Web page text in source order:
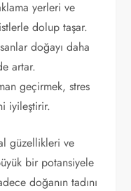
yerleri ve
dolup taşar.
doğayı daha
artar.
geçirmek, stres
iyileştirir.
güzellikleri ve
bir potansiyele
doğanın tadını